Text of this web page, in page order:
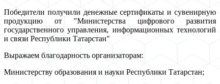
Победители получили денежные сертификаты и сувенирную
продукцию от "Министерства цифрового развития
государственного управления, информационных технологий
и связи Республики Татарстан"
Выражаем благодарность организаторам:
Министерству образования и науки Республики Татарстан;